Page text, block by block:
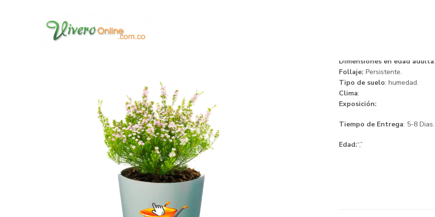
Dimensiones en edad adulta
Follaje: Persistente.
Tipo de suelo: humedad.
Clima:
Exposición:
Tiempo de Entrega: 5-8 Dias.
Edad:“,”